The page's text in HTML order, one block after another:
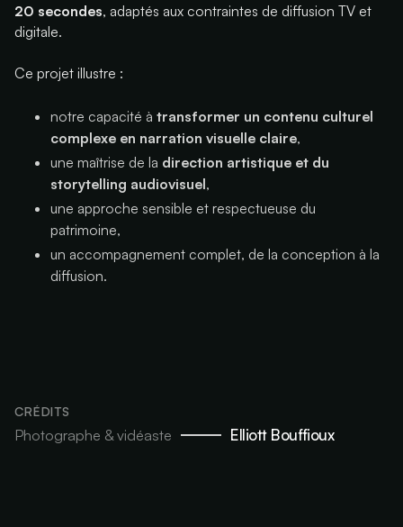
20 secondes, adaptés aux contraintes de diffusion TV et
digitale.
Ce projet illustre :
notre capacité àtransformer un contenu culturel
complexe en narration visuelle claire,
une maîtrise de la direction artistique et du
storytelling audiovisuel,
une approche sensible et respectueuse du
patrimoine,
un accompagnement complet, de la conception à la
diffusion.
CRÉDITS
Photographe & vidéaste Elliott Bouffioux